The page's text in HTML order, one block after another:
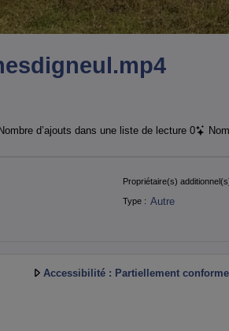
Nombre d’ajouts dans une liste de lecture 0
Propriétaire(s)
Type : Autre
Accessibilité : Partiellement conforme